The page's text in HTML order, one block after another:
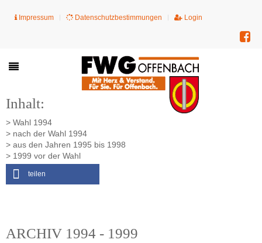
Impressum Datenschutzbestimmungen Login
Inhalt:
> Wahl 1994
> nach der Wahl 1994
> aus den Jahren 1995 bis 1998
> 1999 vor der Wahl
teilen
ARCHIV 1994 - 1999